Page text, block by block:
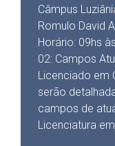
Câmpus
Romulo David
Horário: 09hs
02: Campos
Licenciado em
serão
campos de
Licenciatura